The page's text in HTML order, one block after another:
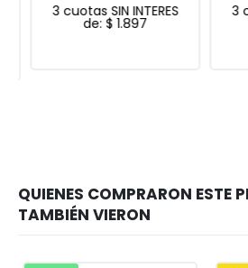
3 cuotas SIN INTERES
de: $1.897
3